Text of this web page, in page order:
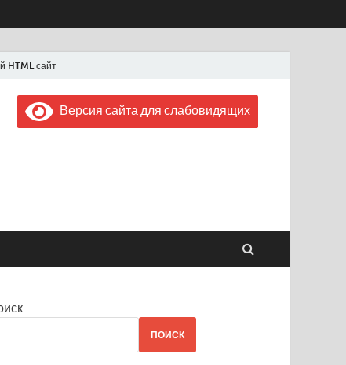
HTML сайт
Россия"
года
Версия сайта для слабовидящих
ПОИСК